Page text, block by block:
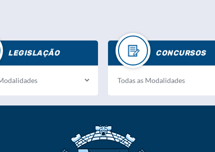
LEGISLAÇÃO CONCURSOS